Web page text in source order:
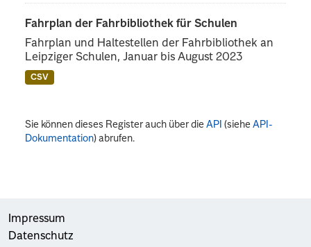
Fahrplan der Fahrbibliothek für Schulen
Fahrplan und Haltestellen der Fahrbibliothek an
Leipziger Schulen, Januar bis August 2023
CSV
Sie können dieses Register auch über dieAPI (sieheAPI-
Dokumentation) abrufen.
Impressum
Datenschutz